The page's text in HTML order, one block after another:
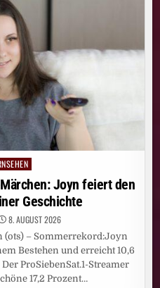
Joyn feiert den
Geschichte
8. AUGUST 2026
– Sommerrekord:Joyn
Bestehen und erreicht 10,6
ProSiebenSat.1-Streamer
17,2 Prozent…